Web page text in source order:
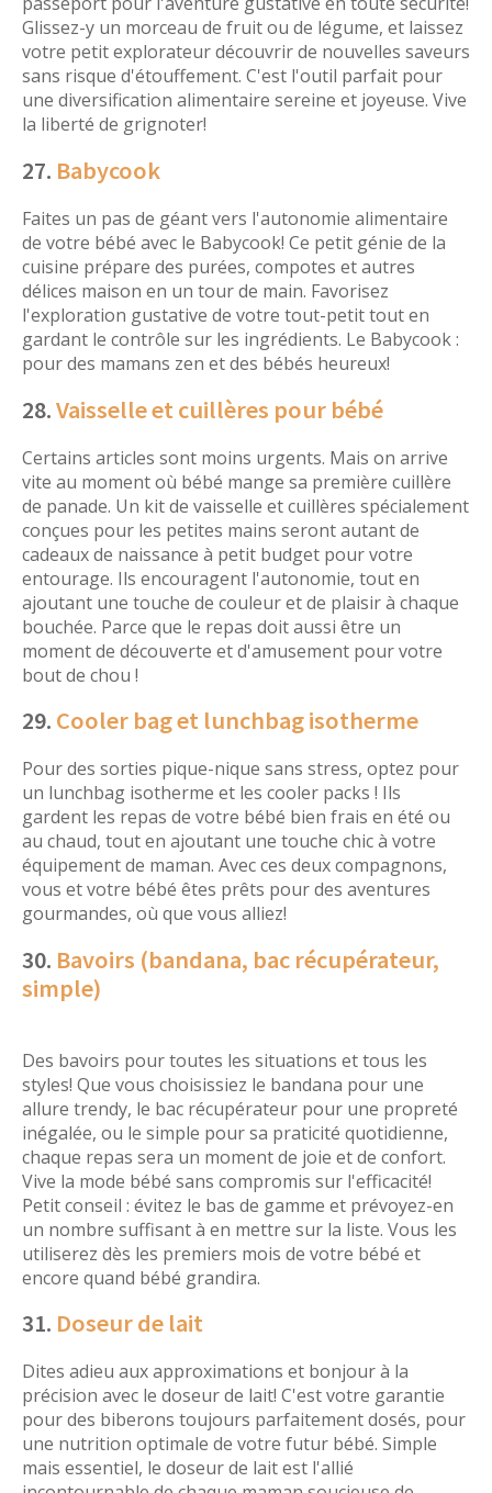
Glissez-y un morceau de fruit ou de légume, et laissez
votre petit explorateur découvrir de nouvelles saveurs
sans risque d'étouffement. C'est l'outil parfait pour
une diversification alimentaire sereine et joyeuse. Vive
la liberté de grignoter!
27. Babycook
Faites un pas de géant vers l'autonomie alimentaire
de votre bébé avec le Babycook! Ce petit génie de la
cuisine prépare des purées, compotes et autres
délices maison en un tour de main. Favorisez
l'exploration gustative de votre tout-petit tout en
gardant le contrôle sur les ingrédients. Le Babycook :
pour des mamans zen et des bébés heureux!
28.Vaisselle et cuillères pour bébé
Certains articles sont moins urgents. Mais on arrive
vite au moment où bébé mange sa première cuillère
de panade. Un kit de vaisselle et cuillères spécialement
conçues pour les petites mains seront autant de
cadeaux de naissance à petit budget pour votre
entourage. Ils encouragent l'autonomie, tout en
ajoutant une touche de couleur et de plaisir à chaque
bouchée. Parce que le repas doit aussi être un
moment de découverte et d'amusement pour votre
bout de chou !
29. Cooler bag et lunchbag isotherme
Pour des sorties pique-nique sans stress, optez pour
un lunchbag isotherme et les cooler packs ! Ils
gardent les repas de votre bébé bien frais en été ou
au chaud, tout en ajoutant une touche chic à votre
équipement de maman. Avec ces deux compagnons,
vous et votre bébé êtes prêts pour des aventures
gourmandes, où que vous alliez!
30. Bavoirs (bandana, bac récupérateur,
simple)
Des bavoirs pour toutes les situations et tous les
styles! Que vous choisissiez le bandana pour une
allure trendy, le bac récupérateur pour une propreté
inégalée, ou le simple pour sa praticité quotidienne,
chaque repas sera un moment de joie et de confort.
Vive la mode bébé sans compromis sur l'efficacité!
Petit conseil : évitez le bas de gamme et prévoyez-en
un nombre suffisant à en mettre sur la liste. Vous les
utiliserez dès les premiers mois de votre bébé et
encore quand bébé grandira.
31. Doseur de lait
Dites adieu aux approximations et bonjour à la
précision avec le doseur de lait! C'est votre garantie
pour des biberons toujours parfaitement dosés, pour
une nutrition optimale de votre futur bébé. Simple
mais essentiel, le doseur de lait est l'allié